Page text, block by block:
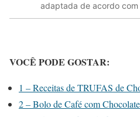
adaptada de acordo
VOCÊ PODE GOSTAR:
1 – Receitas de TRUFAS de
2 – Bolo de Café com